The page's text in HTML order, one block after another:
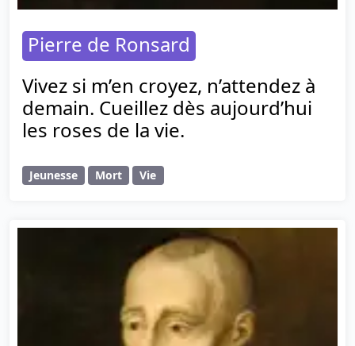
Pierre de Ronsard
Vivez si m’en croyez, n’attendez à
demain. Cueillez dès aujourd’hui
les roses de la vie.
Jeunesse Mort Vie